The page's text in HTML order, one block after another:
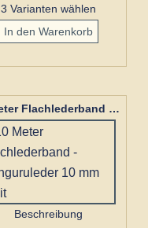
3 Varianten wählen
10 Meter Flachlederband - Känguruleder 10 mm breit
Beschreibung